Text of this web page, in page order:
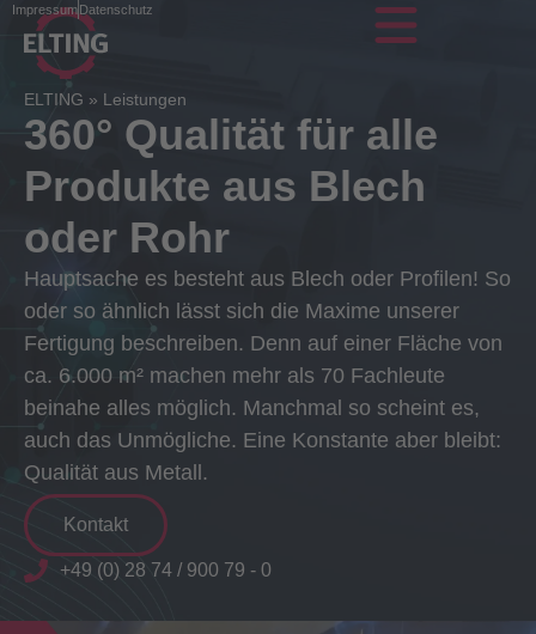
ImpressumDatenschutz
ELTING » Leistungen
360° Qualität für alle
Produkte aus Blech
oder Rohr
Hauptsache es besteht aus Blech oder Profilen! So
oder so ähnlich lässt sich die Maxime unserer
Fertigung beschreiben. Denn auf einer Fläche von
ca. 6.000 m² machen mehr als 70 Fachleute
beinahe alles möglich. Manchmal so scheint es,
auch das Unmögliche. Eine Konstante aber bleibt:
Qualität aus Metall.
Kontakt
+49 (0) 28 74 / 900 79 - 0